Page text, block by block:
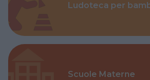
Ludoteca per
Scuole Materne